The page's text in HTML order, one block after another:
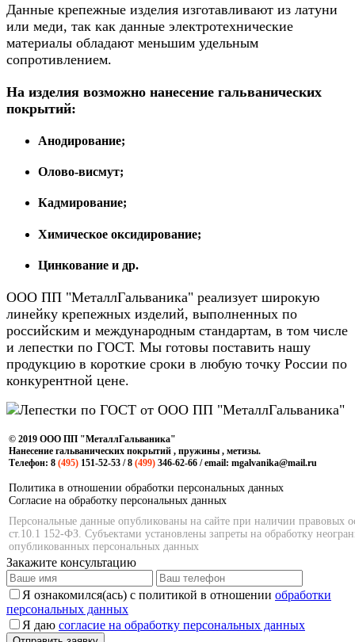
Данные крепежные изделия изготавливают из латуни
или меди, так как данные электротехнические
материалы обладают меньшим удельным
сопротивлением.
На изделия возможно нанесение гальванических
покрытий:
Анодирование;
Олово-висмут;
Кадмирование;
Химическое оксидирование;
Цинкование и др.
ООО ПП "МеталлГальваника" реализует широкую
линейку крепежных изделий, выполненных по
российским и международным стандартам, в том числе
и лепестки по ГОСТ. Мы готовы поставить нашу
продукцию в короткие сроки в любую точку России по
конкурентной цене.
© 2019 ООО ПП "МеталлГальваника"
Нанесение гальванических покрытий , пружины , метизы.
Телефон: 8 (495) 151-52-53 / 8 (499) 346-62-66 / email: mgalvanika@mail.ru
Политика в отношении обработки персональных данных
Согласие на обработку персональных данных
Персональные данные опубликованы на сайте при наличии правовых
ст.10.1 152-ФЗ. Субъектами установлены запреты на обработку
опубликованных персональных данных
Закажите консультацию
Я ознакомился(ась) с политикой в отношении обработки
персональных данных
Я даю согласие на обработку персональных данных